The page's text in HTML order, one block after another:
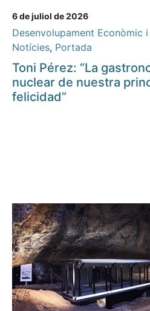
6 de juliol de 2026
Desenvolupament Econòmic
Notícies, Portada
Toni Pérez: “La
nuclear de nuestra
felicidad”